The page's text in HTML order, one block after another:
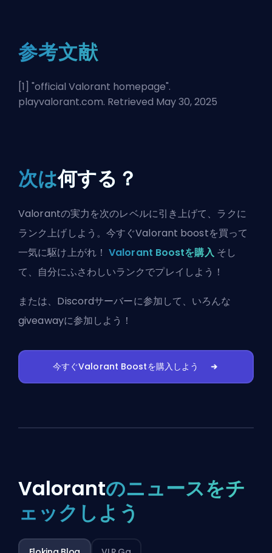
参考文献
[1] "official Valorant homepage".
playvalorant.com. Retrieved May 30, 2025
次は何する？
Valorantの実力を次のレベルに引き上げて、ラクに
ランク上げしよう。今すぐValorant boostを買って
一気に駆け上がれ！ Valorant Boostを購入そし
て、自分にふさわしいランクでプレイしよう！
または、 Discordサーバーに参加して、いろんな
giveawayに参加しよう！
今すぐValorant Boostを購入しよう
Valorantのニュースをチ
ェックしよう